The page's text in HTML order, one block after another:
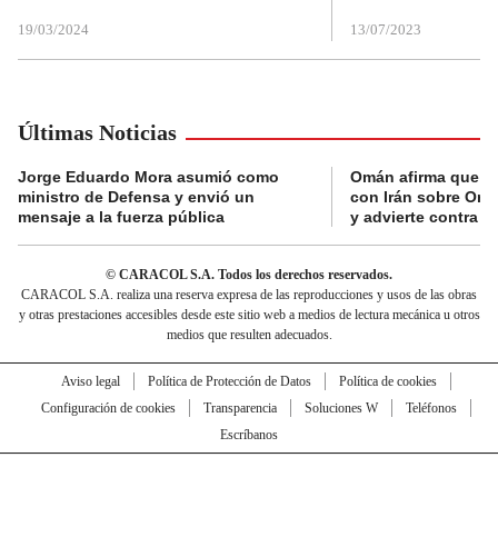
19/03/2024 13/07/2023
Últimas Noticias
Jorge Eduardo Mora asumió como
ministro de Defensa y envió un
mensaje a la fuerza pública
Omán afirma que
con Irán sobre
y advierte contra
© CARACOL S.A. Todos los derechos reservados.
CARACOL S.A. realiza una reserva expresa de las reproducciones y usos de las obras
y otras prestaciones accesibles desde este sitio web a medios de lectura mecánica u otros
medios que resulten adecuados.
Aviso legal Política de Protección de Datos
Política de cookies
Configuración de cookies
Transparencia Soluciones W
Teléfonos
Escríbanos